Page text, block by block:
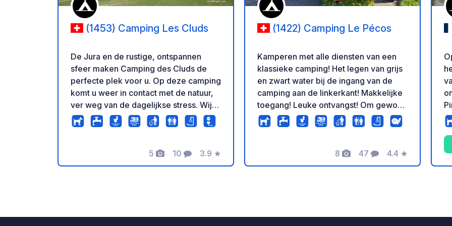
(1453) Camping Les Cluds
De Jura en de rustige, ontspannen
sfeer maken Camping des Cluds de
perfecte plek voor u. Op deze camping
komt u weer in contact met de natuur,
ver weg van de dagelijkse stress. Wij
verwelkomen u het hele jaar door op
een hoogte van 1200 meter, op een
eeuwenoude bomen. Als u van de Jura
en de rustige, ontspannen sfeer houdt,
5
Foto's
10
Commentaren
3.9
Beoordeling
★
(1422) Camping Le Pécos
Kamperen met alle diensten van een
klassieke camping! Het legen van grijs
en zwart water bij de ingang van de
camping aan de linkerkant! Makkelijke
toegang! Leuke ontvangst! Om gewoon
het water te legen is het noodzakelijk
om de receptie van de camping te
8
Foto's
47
Commentaren
4.4
Beoordeling
★